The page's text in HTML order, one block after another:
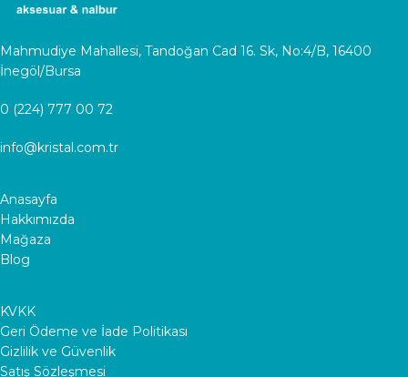
Mahmudiye Mahallesi, Tandoğan Cad 16. Sk, No:4/B, 16400
İnegöl/Bursa
0 (224) 777 00 72
info@kristal.com.tr
Anasayfa
Hakkımızda
Mağaza
Blog
KVKK
Geri Ödeme ve İade Politikası
Gizlilik ve Güvenlik
Satış Sözleşmesi